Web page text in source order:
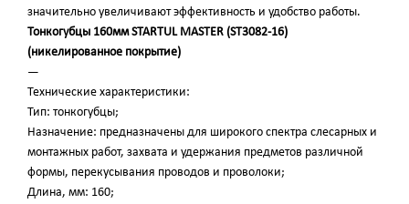
значительно увеличивают эффективность и удобство работы.
Тонкогубцы 160мм STARTUL MASTER (ST3082-16)
(никелированное покрытие)
—
Технические характеристики:
Тип: тонкогубцы;
Назначение: предназначены для широкого спектра слесарных и
монтажных работ, захвата и удержания предметов различной
формы, перекусывания проводов и проволоки;
Длина, мм: 160;